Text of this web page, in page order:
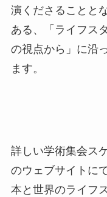
演くださることと
ある、「ライフス
の視点から」に沿
ます。
詳しい学術集会ス
のウェブサイトに
本と世界のライフ